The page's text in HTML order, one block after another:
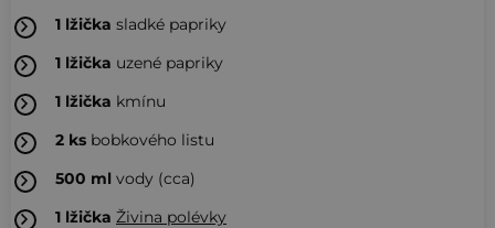
1 lžička sladké papriky
1 lžička uzené papriky
1 lžička kmínu
2 ks bobkového listu
500 ml vody (cca)
1 lžička Živina polévky